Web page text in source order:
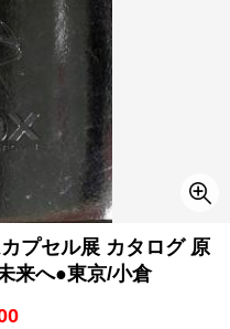
プセル展 カタログ 原
来へ●東京/小倉